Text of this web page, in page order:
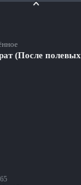
(После полевых